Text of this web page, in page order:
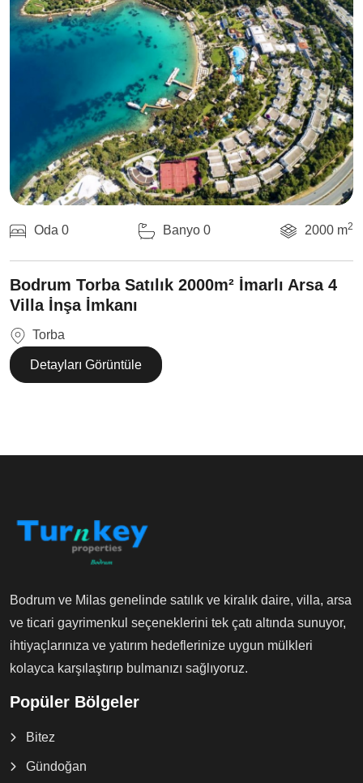
Oda 0 Banyo 0 2000 m2
Bodrum Torba Satılık 2000m² İmarlı Arsa 4
Villa İnşa İmkanı
Torba
Detayları Görüntüle
Bodrum ve Milas genelinde satılık ve kiralık daire, villa, arsa
ve ticari gayrimenkul seçeneklerini tek çatı altında sunuyor,
ihtiyaçlarınıza ve yatırım hedeflerinize uygun mülkleri
kolayca karşılaştırıp bulmanızı sağlıyoruz.
Popüler Bölgeler
Bitez
Gündoğan